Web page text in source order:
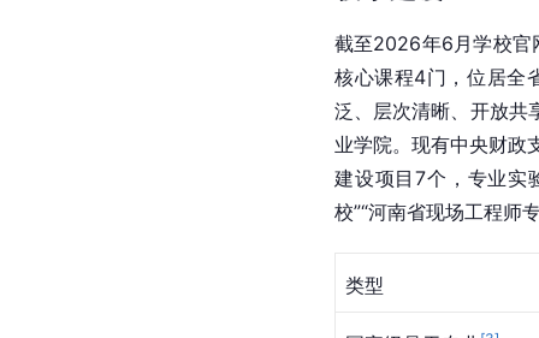
截至2026年6月学校官
核心课程4门，位居全
泛、层次清晰、开放共
业学院。现有中央财政
建设项目7个，专业实
校”“河南省现场工程师
类型